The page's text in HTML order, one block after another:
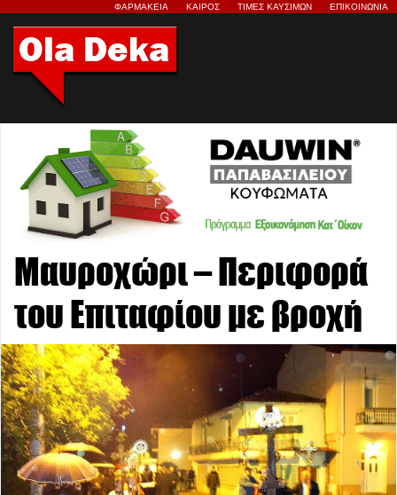
ΦΑΡΜΑΚΕΙΑ ΚΑΙΡΟΣ ΤΙΜΕΣ ΚΑΥΣΙΜΩΝ ΕΠΙΚΟΙΝΩΝΙΑ
Μαυροχώρι – Περιφορά
του Επιταφίου με βροχή